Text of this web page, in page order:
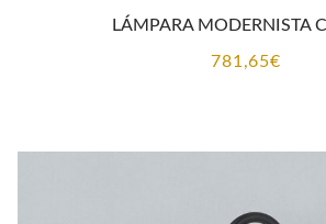
LÁMPARA MODERNISTA
781,65€